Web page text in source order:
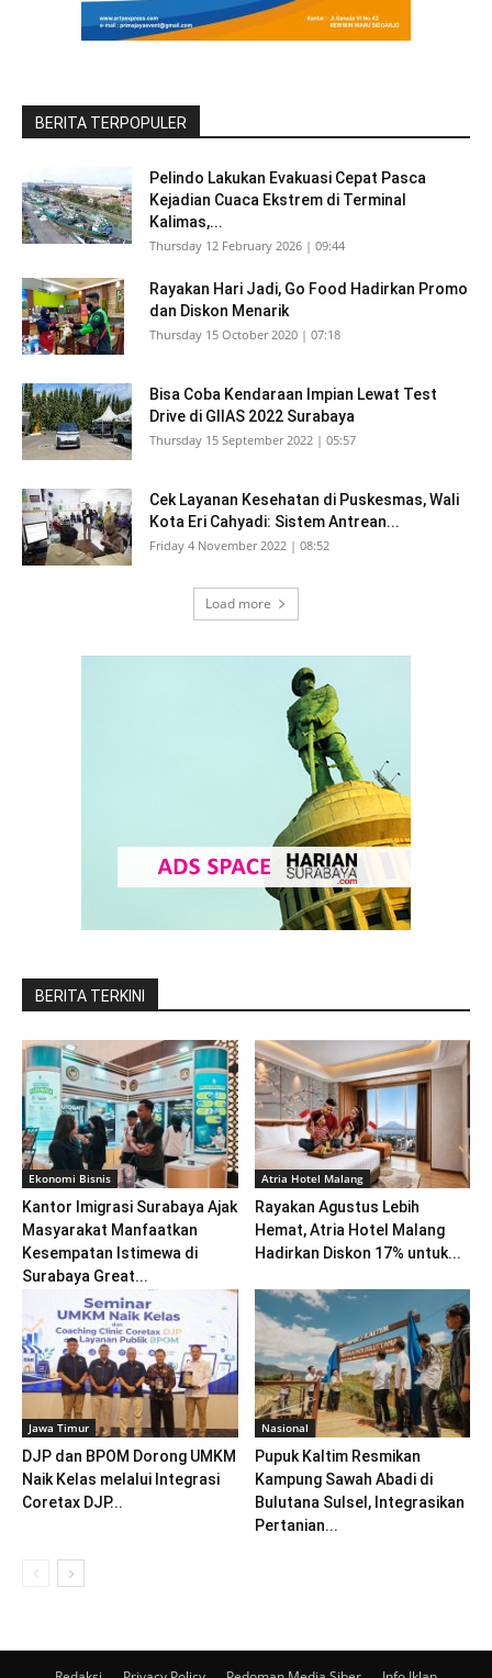
BERITA TERPOPULER
Pelindo Lakukan Evakuasi Cepat Pasca
Kejadian Cuaca Ekstrem di Terminal
Kalimas,...
Thursday 12 February 2026 | 09:44
Rayakan Hari Jadi, Go Food Hadirkan Promo
dan Diskon Menarik
Thursday 15 October 2020 | 07:18
Bisa Coba Kendaraan Impian Lewat Test
Drive di GIIAS 2022 Surabaya
Thursday 15 September 2022 | 05:57
Cek Layanan Kesehatan di Puskesmas, Wali
Kota Eri Cahyadi: Sistem Antrean...
Friday 4 November 2022 | 08:52
Load more
BERITA TERKINI
Ekonomi Bisnis
Kantor Imigrasi Surabaya Ajak
Masyarakat Manfaatkan
Kesempatan Istimewa di
Surabaya Great...
Atria Hotel Malang
Rayakan Agustus Lebih
Hemat, Atria Hotel Malang
Hadirkan Diskon 17% untuk...
Jawa Timur
DJP dan BPOM Dorong UMKM
Naik Kelas melalui Integrasi
Coretax DJP...
Nasional
Pupuk Kaltim Resmikan
Kampung Sawah Abadi di
Bulutana Sulsel, Integrasikan
Pertanian...